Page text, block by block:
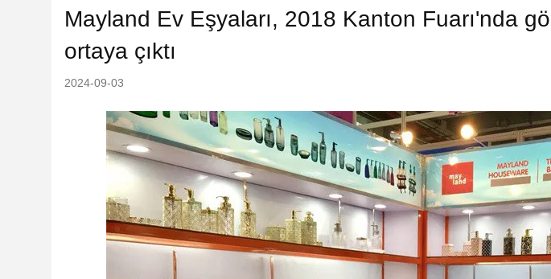
Mayland Ev Eşyaları, 2018 Kanton Fuarı'nda
ortaya çıktı
2024-09-03